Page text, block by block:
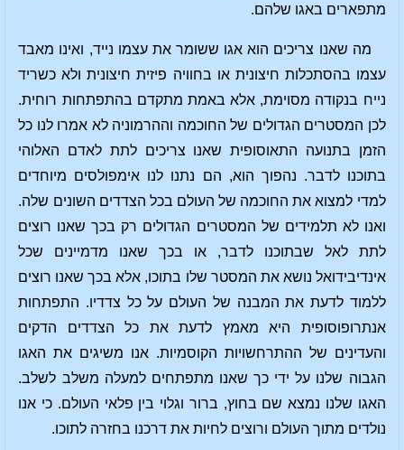
מתפארים באגו שלהם.
מה שאנו צריכים הוא אגו ששומר את עצמו נייד, ואינו מאבד
עצמו בהסתכלות חיצונית או בחוויה פיזית חיצונית ולא כשריד
נייח בנקודה מסוימת, אלא באמת מתקדם בהתפתחות רוחית.
לכן המסטרים הגדולים של החוכמה וההרמוניה לא אמרו לנו כל
הזמן בתנועה התאוסופית שאנו צריכים לתת לאדם האלוהי
בתוכנו לדבר. נהפוך הוא, הם נתנו לנו אימפולסים מיוחדים
למדי למצוא את החוכמה של העולם בכל הצדדים השונים שלה.
ואנו לא תלמידים של המסטרים הגדולים רק בכך שאנו רוצים
לתת לאל שבתוכנו לדבר, או בכך שאנו מדמיינים שכל
אינדיבידואל נושא את המסטר שלו בתוכו, אלא בכך שאנו רוצים
ללמוד לדעת את המבנה של העולם על כל צדדיו. התפתחות
אנתרופוסופית היא מאמץ לדעת את כל הצדדים הדקים
והעדינים של ההתרחשויות הקוסמיות. אנו משיגים את האגו
הגבוה שלנו על ידי כך שאנו מתפתחים למעלה משלב לשלב.
האגו שלנו נמצא שם בחוץ, ברור וגלוי בין פלאי העולם. כי אנו
נולדים מתוך העולם ורוצים לחיות את דרכנו בחזרה לתוכו.